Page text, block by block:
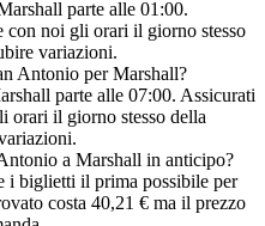
parte alle 01:00.
noi gli orari il giorno stesso
variazioni.
Antonio per Marshall?
parte alle 07:00. Assicurati
orari il giorno stesso della
a Marshall in anticipo?
i biglietti il prima possibile per
costa 40,21 € ma il prezzo